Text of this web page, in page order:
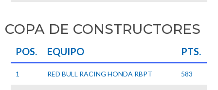
COPA DE CONSTRUCTORES
POS. EQUIPO PTS.
1 RED BULL RACING HONDA RBPT 583